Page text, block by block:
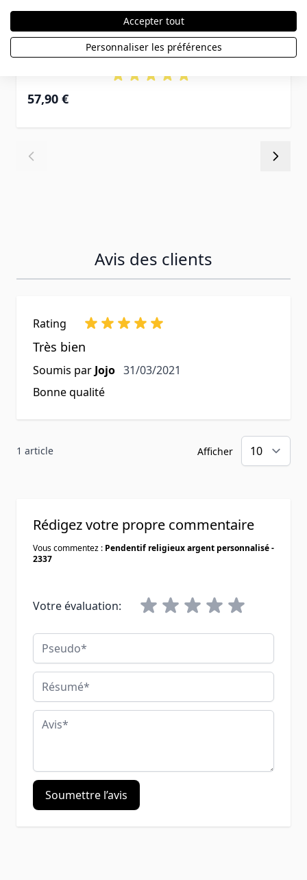
Pendentif religieux argent personnalisé -
2336
57,90 €
Avis des clients
Rating
Très bien
Soumis par Jojo 31 mars 2021
31/03/2021
Bonne qualité
1 article Afficher
Rédigez votre propre commentaire
Vous commentez : Pendentif religieux argent personnalisé -
2337
Votre évaluation:
Pseudo
Résumé
Avis
Soumettre l’avis
Accepter tout
Personnaliser les préférences